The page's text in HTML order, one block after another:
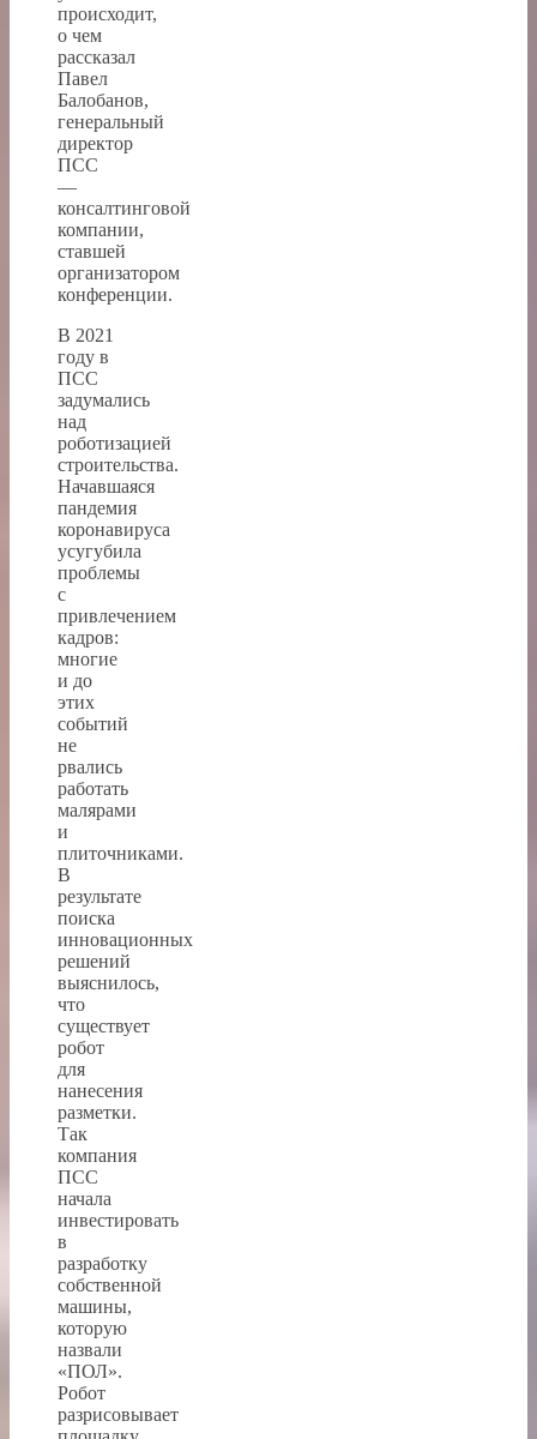
происходит,
о чем
рассказал
Павел
Балобанов,
генеральный
директор
ПСС
—
консалтинговой
компании,
ставшей
организатором
конференции.
В 2021
году в
ПСС
задумались
над
роботизацией
строительства.
Начавшаяся
пандемия
коронавируса
усугубила
проблемы
с
привлечением
кадров:
многие
и до
этих
событий
не
рвались
работать
малярами
и
плиточниками.
В
результате
поиска
инновационных
решений
выяснилось,
что
существует
робот
для
нанесения
разметки.
Так
компания
ПСС
начала
инвестировать
в
разработку
собственной
машины,
которую
назвали
«ПОЛ».
Робот
разрисовывает